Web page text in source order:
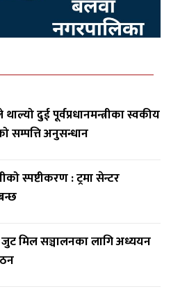
दुई पूर्वप्रधानमन्त्रीका स्वकीय
सम्पत्ति अनुसन्धान
स्पष्टीकरण : ट्रमा सेन्टर
जुट मिल सञ्चालनका लागि अध्ययन